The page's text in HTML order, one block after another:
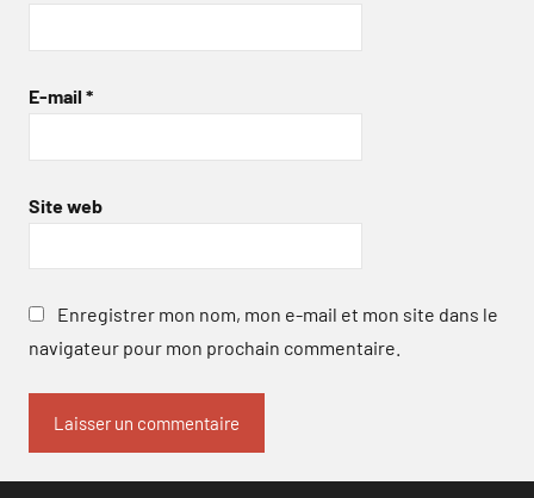
E-mail *
Site web
Enregistrer mon nom, mon e-mail et mon site dans le
navigateur pour mon prochain commentaire.